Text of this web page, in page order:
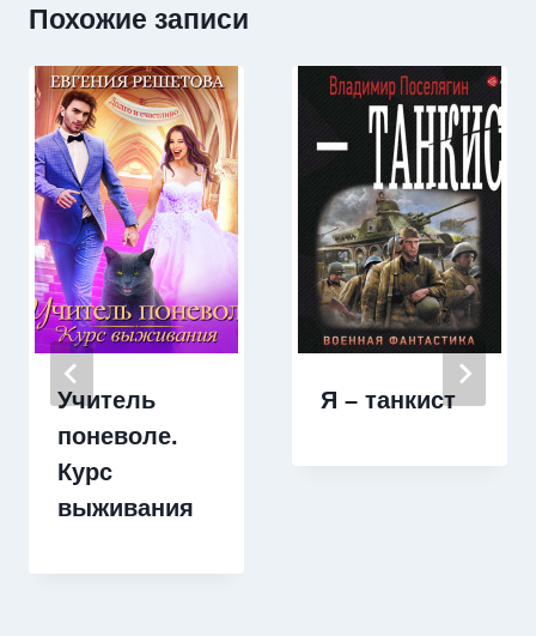
Похожие записи
Учитель
поневоле.
Курс
выживания
Я – танкист